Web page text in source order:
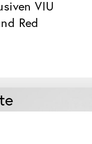
VIU
Red